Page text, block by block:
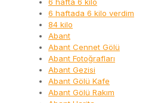
6 haftada 6 kilo verdim
84 kilo
Abant
Abant Cennet Gölü
Abant Fotoğrafları
Abant Gezisi
Abant Gölü Kafe
Abant Gölü Rakım